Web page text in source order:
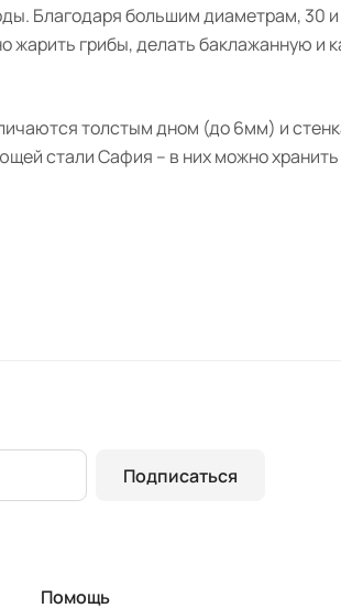
Благодаря большим диаметрам, 30
жарить грибы, делать баклажанную и
толстым дном (до 6мм) и
стали Сафия – в них можно хранить
Подписаться
Помощь